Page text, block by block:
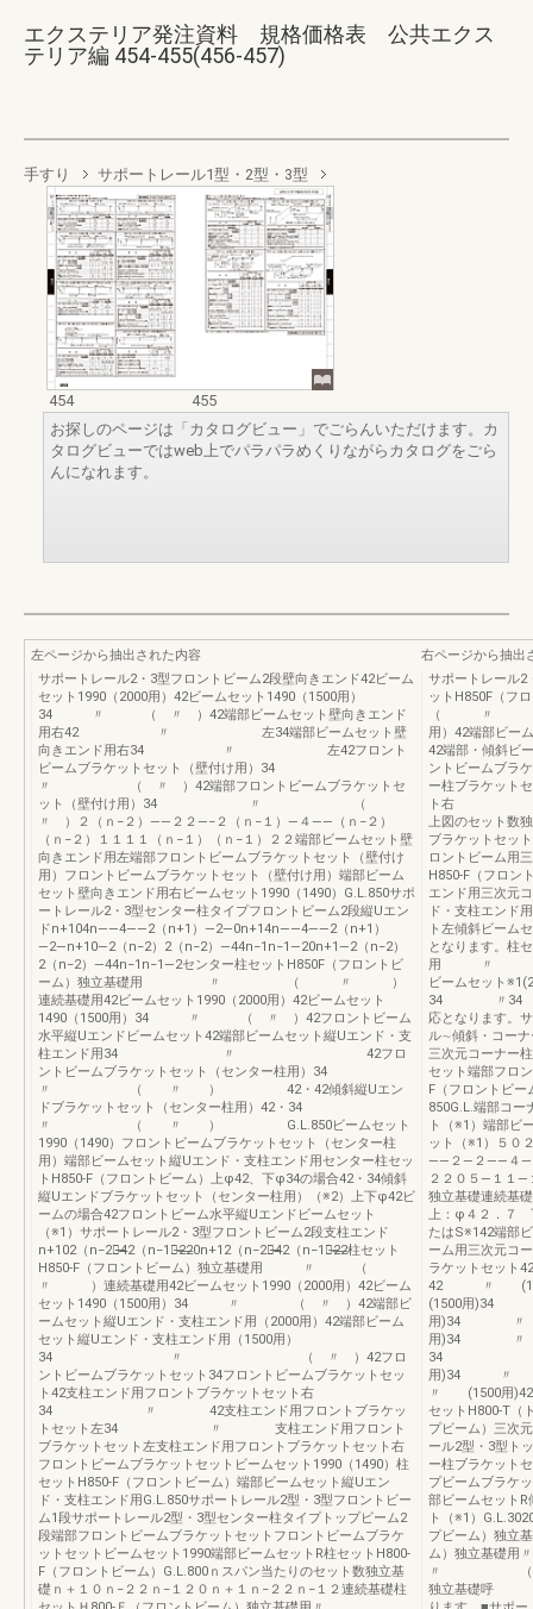
エクステリア発注資料 規格価格表 公共エクス
テリア編 454-455(456-457)
手すり サポートレール1型・2型・3型
454
455
お探しのページは「カタログビュー」でごらんいただけます。カ
タログビューではweb上でパラパラめくりながらカタログをごら
んになれます。
左ページから抽出された内容
サポートレール2・3型フロントビーム2段壁向きエンド42ビーム
セット1990（2000用）42ビームセット1490（1500用）
34 〃 （ 〃 ）42端部ビームセット壁向きエンド
用右42 〃 左34端部ビームセット壁
向きエンド用右34 〃 左42フロント
ビームブラケットセット（壁付け用）34
〃 （ 〃 ）42端部フロントビームブラケットセ
ット（壁付け用）34 〃 （
〃 ）２（ｎ−２）――２２―−２（ｎ−１）―４――（ｎ−２）
（ｎ−２）１１１１（ｎ−１）（ｎ−１）２２端部ビームセット壁
向きエンド用左端部フロントビームブラケットセット（壁付け
用）フロントビームブラケットセット（壁付け用）端部ビーム
セット壁向きエンド用右ビームセット1990（1490）G.L.850サポ
ートレール2・3型センター柱タイプフロントビーム2段縦Uエン
ドn+104n――4――2（n+1）―2―0n+14n――4――2（n+1）
―2―n+10―2（n−2）2（n−2）―44n−1n−1―20n+1―2（n−2）
2（n−2）―44n−1n−1―2センター柱セットH850F（フロントビ
ーム）独立基礎用 〃 （ 〃 ）
連続基礎用42ビームセット1990（2000用）42ビームセット
1490（1500用）34 〃 （ 〃 ）42フロントビーム
水平縦Uエンドビームセット42端部ビームセット縦Uエンド・支
柱エンド用34 〃 42フロ
ントビームブラケットセット（センター柱用）34
〃 （ 〃 ） 42・42傾斜縦Uエン
ドブラケットセット（センター柱用）42・34
〃 （ 〃 ） G.L.850ビームセット
1990（1490）フロントビームブラケットセット（センター柱
用）端部ビームセット縦Uエンド・支柱エンド用センター柱セッ
トH850-F（フロントビーム）上φ42、下φ34の場合42・34傾斜
縦Uエンドブラケットセット（センター柱用）（※2）上下φ42ビ
ームの場合42フロントビーム水平縦Uエンドビームセット
（※1）サポートレール2・3型フロントビーム2段支柱エンド
n+102（n−2）̶̶4̶̶2（n−1）̶2̶2̶0n+12（n−2）̶̶4̶̶2（n−1）̶2̶2̶柱セット
H850-F（フロントビーム）独立基礎用 〃 （
〃 ）連続基礎用42ビームセット1990（2000用）42ビーム
セット1490（1500用）34 〃 （ 〃 ）42端部ビ
ームセット縦Uエンド・支柱エンド用（2000用）42端部ビーム
セット縦Uエンド・支柱エンド用（1500用）
34 〃 （ 〃 ）42フロ
ントビームブラケットセット34フロントビームブラケットセッ
ト42支柱エンド用フロントブラケットセット右
34 〃 42支柱エンド用フロントブラケッ
トセット左34 〃 支柱エンド用フロント
ブラケットセット左支柱エンド用フロントブラケットセット右
フロントビームブラケットセットビームセット1990（1490）柱
セットH850-F（フロントビーム）端部ビームセット縦Uエン
ド・支柱エンド用G.L.850サポートレール2型・3型フロントビー
ム1段サポートレール2型・3型センター柱タイプトップビーム2
段端部フロントビームブラケットセットフロントビームブラケ
ットセットビームセット1990端部ビームセットR柱セットH800-
F（フロントビーム）G.L.800ｎスパン当たりのセット数独立基
礎ｎ＋１０ｎ−２２ｎ−１２０ｎ＋１ｎ−２２ｎ−１２連続基礎柱
右ページから抽出
サポートレール2
ットH850F
（ 〃 ）連続
用）42端部ビー
42端部・傾斜ビ
ントビームブラ
ー柱ブラケット
ト右 〃
上図のセット
ブラケットセッ
ロントビーム用
H850-F（フロン
エンド用三次元
ド・支柱エンド
ト左傾斜ビーム
となります。柱
用 〃 （
ビームセ
34 〃34
応となります。
ル∼傾斜・コー
三次元コーナー
セット端部フロ
F（フロントビー
850G.L.端部コー
ト（※1）端部ビ
ット（※1）５
――２―２――４―
２２０５―１１―
独立基礎連続基
上：φ４２．７
たはS※142端部
ーム用三次元コ
ラケットセット
42 〃
(1500用
用)34 〃
用)34
34 〃
用)34 〃
〃 (1500用)42
セットH800-T（
プビーム）三次
ール2型・3型ト
ー柱ブラケット
プビームブラケ
部ビームセット
ト（※1）
プビーム）独立
ム）独立基
〃 （ 〃
独立基礎呼 称